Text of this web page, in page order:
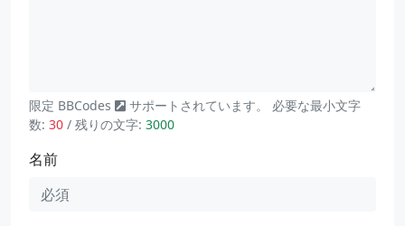
限定 BBCodes
サポートされています。 必要な最小文字
数: 30 / 残りの文字: 3000
名前